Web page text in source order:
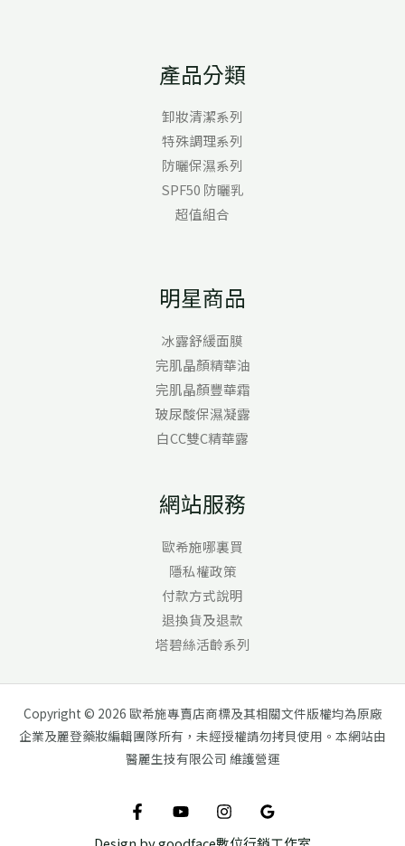
產品分類
卸妝清潔系列
特殊調理系列
防曬保濕系列
SPF50 防曬乳
超值組合
明星商品
冰露舒緩面膜
完肌晶顏精華油
完肌晶顏豐華霜
玻尿酸保濕凝露
白CC雙C精華露
網站服務
歐希施哪裏買
隱私權政策
付款方式說明
退換貨及退款
塔碧絲活齡系列
Copyright © 2026 歐希施專賣店商標及其相關文件版權均為原廠
企業及麗登藥妝編輯團隊所有，未經授權請勿拷貝使用。本網站由
醫麗生技有限公司 維護營運